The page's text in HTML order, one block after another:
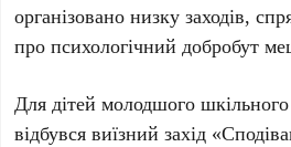
організовано низку заходів,
про психологічний добробут
Для дітей молодшого шкільного
відбувся виїзний захід